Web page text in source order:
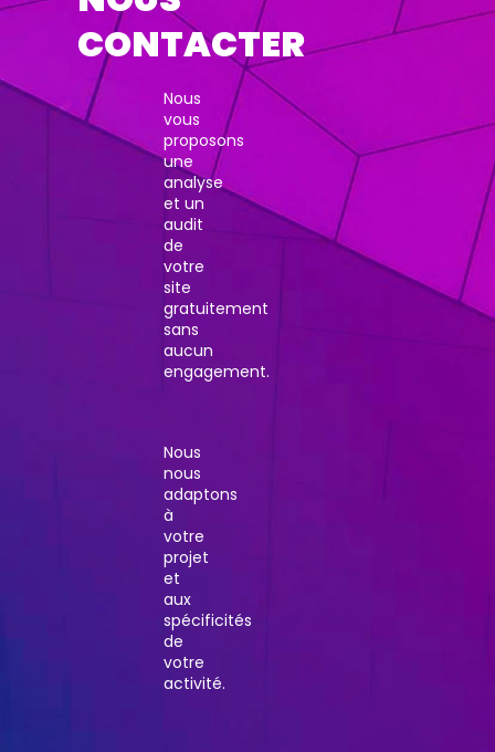
CONTACTER
Nous
vous
proposons
une
analyse
et un
audit
de
votre
site
gratuitement
sans
aucun
engagement.
Nous
nous
adaptons
à
votre
projet
et
aux
spécificités
de
votre
activité.